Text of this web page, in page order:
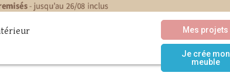
Mes projets
Je crée mon
meuble